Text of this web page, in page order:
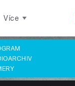
Více